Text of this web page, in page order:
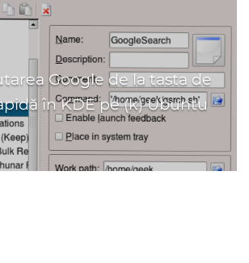
Google de la tasta de
în KDE pe (k) Ubuntu